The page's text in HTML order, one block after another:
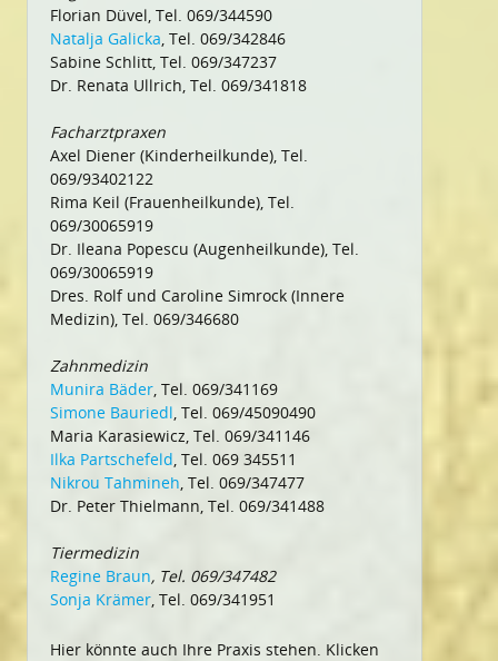
Florian Düvel, Tel. 069/344590
Natalja Galicka, Tel. 069/342846
Sabine Schlitt, Tel. 069/347237
Dr. Renata Ullrich, Tel. 069/341818
Facharztpraxen
Axel Diener (Kinderheilkunde), Tel.
069/93402122
Rima Keil (Frauenheilkunde), Tel.
069/30065919
Dr. Ileana Popescu (Augenheilkunde), Tel.
069/30065919
Dres. Rolf und Caroline Simrock (Innere
Medizin), Tel. 069/346680
Zahnmedizin
Munira Bäder, Tel. 069/341169
Simone Bauriedl, Tel. 069/45090490
Maria Karasiewicz, Tel. 069/341146
Ilka Partschefeld, Tel. 069 345511
Nikrou Tahmineh, Tel. 069/347477
Dr. Peter Thielmann, Tel. 069/341488
Tiermedizin
Regine Braun, Tel. 069/347482
Sonja Krämer, Tel. 069/341951
Hier könnte auch Ihre Praxis stehen. Klicken